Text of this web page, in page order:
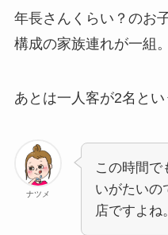
年長さんくらい？のお
構成の家族連れが一組。
あとは一人客が2名とい
ナツメ
この時間で
いがたいの
店ですよね